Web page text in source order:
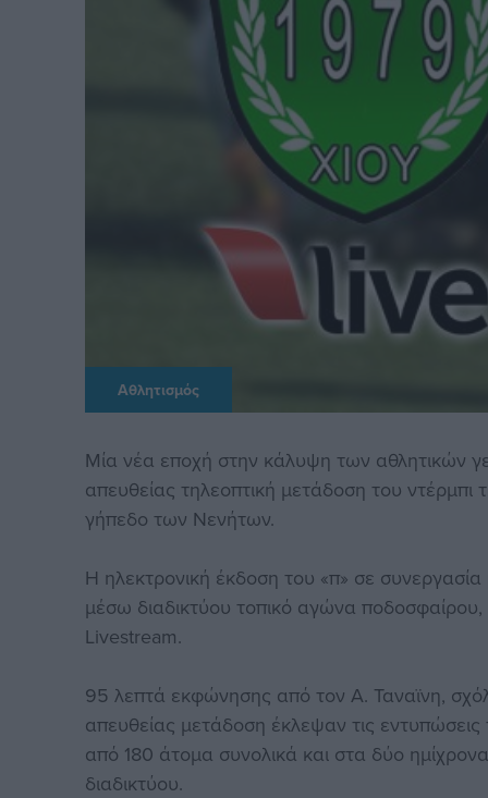
Αθλητισμός
Μία νέα εποχή στην κάλυψη των αθλητικών
απευθείας τηλεοπτική μετάδοση του
γήπεδο των Νενήτων.
Η ηλεκτρονική έκδοση του «π» σε
μέσω διαδικτύου τοπικό αγώνα
Livestream.
95 λεπτά εκφώνησης από τον Α. Ταναϊνη,
απευθείας μετάδοση έκλεψαν τις
από 180 άτομα συνολικά και στα δύο
διαδικτύου.